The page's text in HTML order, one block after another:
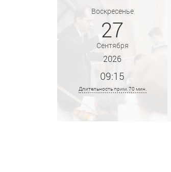
Воскресенье
27
Сентября
2026
09:15
Длительность прим. 70 мин.